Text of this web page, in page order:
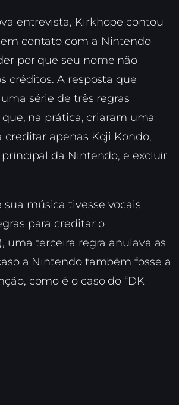
entrevista, Kirkhope contou
contato com a Nintendo
por que seu nome não
créditos. A resposta que
série de três regras
que, na prática, criaram uma
creditar apenas Koji Kondo,
da Nintendo, e excluir
sua música tivesse vocais
para creditar o
uma terceira regra anulava as
a Nintendo também fosse a
como é o caso do “DK